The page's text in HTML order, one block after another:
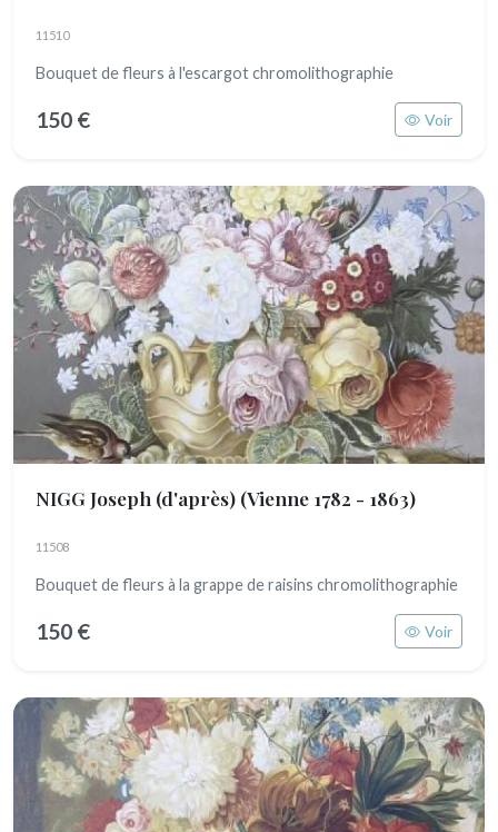
11510
Bouquet de fleurs à l'escargot chromolithographie
150 € Voir
NIGG Joseph (d'après) (Vienne 1782 - 1863)
11508
Bouquet de fleurs à la grappe de raisins chromolithographie
150 € Voir